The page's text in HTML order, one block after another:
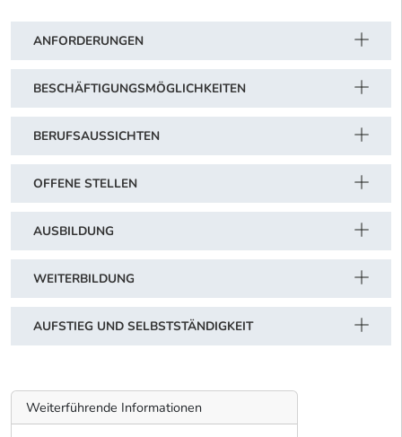
ANFORDERUNGEN
BESCHÄFTIGUNGSMÖGLICHKEITEN
BERUFSAUSSICHTEN
OFFENE STELLEN
AUSBILDUNG
WEITERBILDUNG
AUFSTIEG UND SELBSTSTÄNDIGKEIT
Weiterführende Informationen